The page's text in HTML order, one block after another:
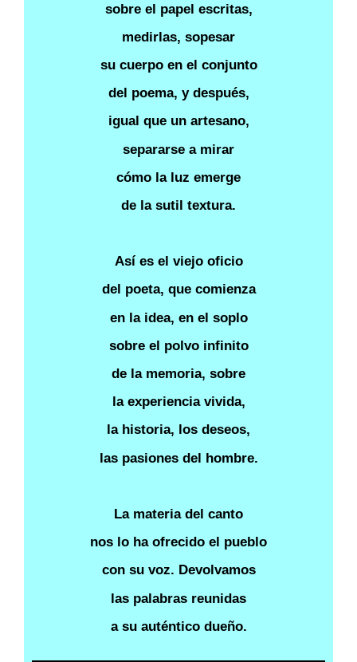
sobre el papel escritas,
medirlas, sopesar
su cuerpo en el conjunto
del poema, y después,
igual que un artesano,
separarse a mirar
cómo la luz emerge
de la sutil textura.
Así es el viejo oficio
del poeta, que comienza
en la idea, en el soplo
sobre el polvo infinito
de la memoria, sobre
la experiencia vivida,
la historia, los deseos,
las pasiones del hombre.
La materia del canto
nos lo ha ofrecido el pueblo
con su voz. Devolvamos
las palabras reunidas
a su auténtico dueño.